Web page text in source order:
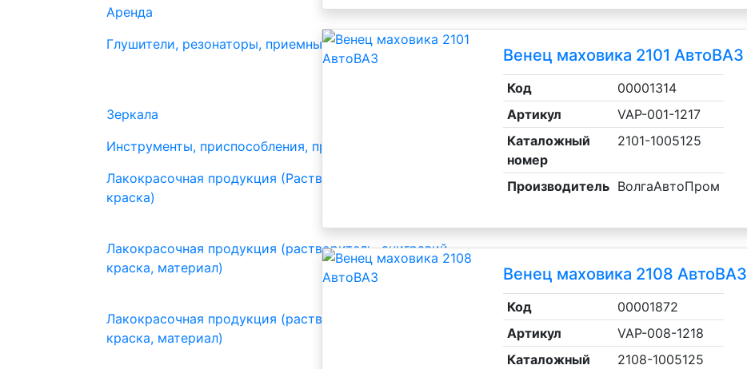
Аренда
Глушители, резонаторы, приемные трубы ВАЗ, ГАЗ, УАЗ
Зеркала
Инструменты, приспособления, приборы
Лакокрасочная продукция (Растворитель, анигравий,
краска)
Лакокрасочная продукция (растворитель, анигравий,
краска, материал)
Лакокрасочная продукция (растворитель, антигравий,
краска, материал)
Венец маховика 2101 АвтоВАЗ
Код
00001314
Артикул
VAP-001-1217
Каталожный
номер
2101-1005125
Производитель ВолгаАвтоПром
Венец маховика 2108 АвтоВАЗ
Код
00001872
Артикул
VAP-008-1218
Каталожный
2108-1005125